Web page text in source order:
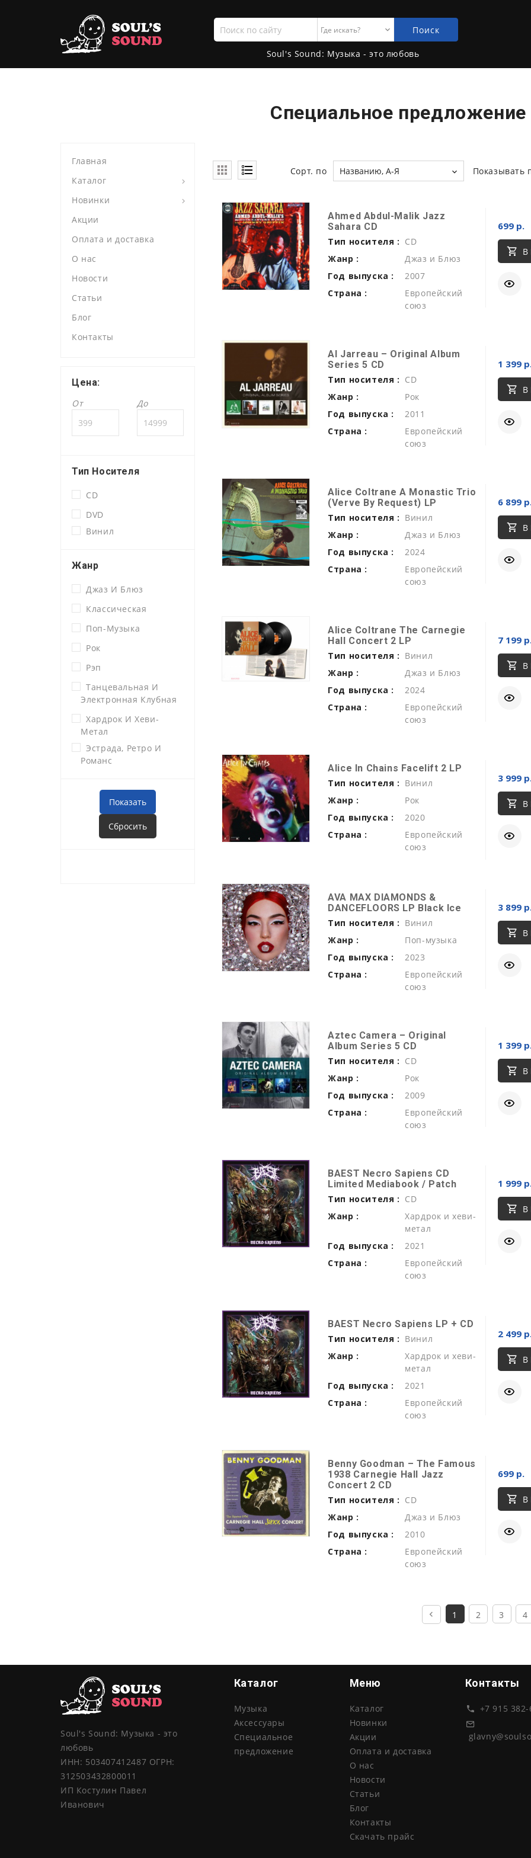
Поиск
по
сайту
Поиск
Soul's Sound: Музыка - это любовь
Специальное предложение
Главная
Каталог
Новинки
Акции
Оплата и доставка
О нас
Новости
Статьи
Блог
Контакты
Цена:
От
До
Тип Носителя
CD
DVD
Винил
Жанр
Джаз И Блюз
Классическая
Поп-Музыка
Рок
Рэп
Танцевальная И
Электронная Клубная
Хардрок И Хеви-
Метал
Эстрада, Ретро И
Романс
Сорт. по Названию, А-Я Показывать
Ahmed Abdul-Malik Jazz
Sahara CD
Тип носителя : CD
Жанр :
Джаз и Блюз
Год выпуска :
2007
Страна :
Европейский
союз
699 р.
В
Al Jarreau ‎– Original Album
Series 5 CD
Тип носителя : CD
Жанр :
Рок
Год выпуска :
2011
Страна :
Европейский
союз
1 399
В
Alice Coltrane A Monastic Trio
(Verve By Request) LP
Тип носителя : Винил
Жанр :
Джаз и Блюз
Год выпуска :
2024
Страна :
Европейский
союз
6 899
В
Alice Coltrane The Carnegie
Hall Concert 2 LP
Тип носителя : Винил
Жанр :
Джаз и Блюз
Год выпуска :
2024
Страна :
Европейский
союз
7 199
В
Alice In Chains Facelift 2 LP
Тип носителя : Винил
Жанр :
Рок
Год выпуска :
2020
Страна :
Европейский
союз
3 999
В
AVA MAX DIAMONDS &
DANCEFLOORS LP Black Ice
Тип носителя : Винил
Жанр :
Поп-музыка
Год выпуска :
2023
Страна :
Европейский
союз
3 899
В
Aztec Camera ‎– Original
Album Series 5 CD
Тип носителя : CD
Жанр :
Рок
Год выпуска :
2009
Страна :
Европейский
союз
1 399
В
BAEST Necro Sapiens CD
Limited Mediabook / Patch
Тип носителя : CD
Жанр :
Хардрок и хеви-
метал
Год выпуска :
2021
Страна :
Европейский
союз
1 999
В
BAEST Necro Sapiens LP + CD
Тип носителя : Винил
Жанр :
Хардрок и хеви-
метал
Год выпуска :
2021
Страна :
Европейский
союз
2 499
В
Benny Goodman ‎– The Famous
1938 Carnegie Hall Jazz
Concert 2 CD
Тип носителя : CD
Жанр :
Джаз и Блюз
Год выпуска :
2010
Страна :
Европейский
союз
699 р.
В
1 2 3 4
Soul's Sound: Музыка - это
любовь
ИНН: 503407412487 ОГРН:
312503432800011
ИП Костулин Павел
Иванович
Каталог
Музыка
Аксессуары
Специальное
предложение
Меню
Каталог
Новинки
Акции
Оплата и доставка
О нас
Новости
Статьи
Блог
Контакты
Скачать прайс
Контакты
+7 915 382-